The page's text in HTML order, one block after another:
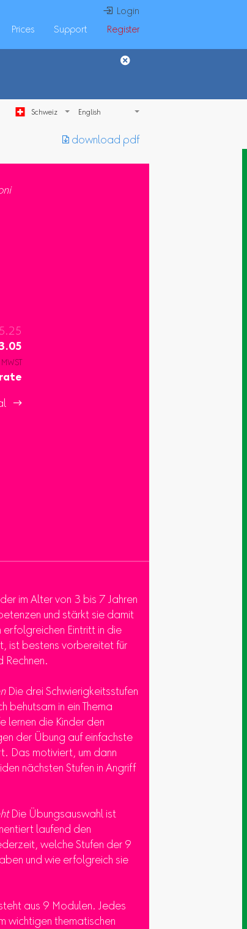
 Login
Prices Support Register
Schweiz
︎ download pdf

im Alter von 3 bis 7 Jahren
und stärkt sie damit
erfolgreichen Eintritt in die
ist bestens vorbereitet für
Rechnen.
Die drei Schwierigkeitsstufen
behutsam in ein Thema
lernen die Kinder den
der Übung auf einfachste
Das motiviert, um dann
nächsten Stufen in Angriff
Die Übungsauswahl ist
laufend den
welche Stufen der 9
und wie erfolgreich sie
aus 9 Modulen. Jedes
wichtigen thematischen